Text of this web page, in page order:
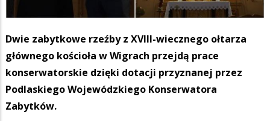
Dwie zabytkowe rzeźby z XVIII-wiecznego ołtarza
głównego kościoła w Wigrach przejdą prace
konserwatorskie dzięki dotacji przyznanej przez
Podlaskiego Wojewódzkiego Konserwatora
Zabytków.